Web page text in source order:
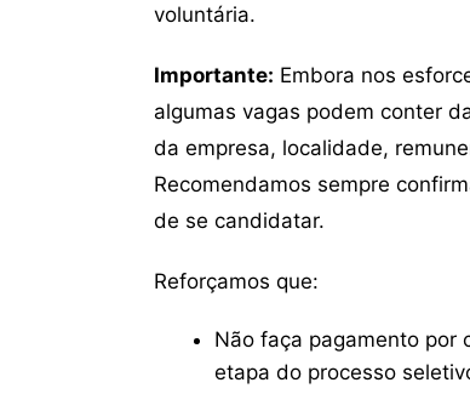
voluntária.
Importante: Embora nos
algumas vagas podem conter
da empresa, localidade,
Recomendamos sempre
de se candidatar.
Reforçamos que:
Não faça pagamento por
etapa do processo